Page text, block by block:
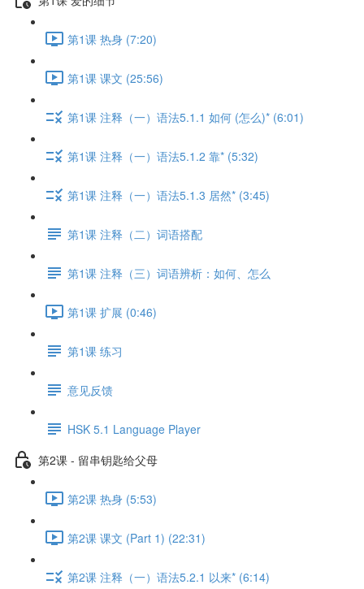
第1课 热身 (7:20)
第1课 课文 (25:56)
第1课 注释（一）语法5.1.1 如何 (怎么)* (6:01)
第1课 注释（一）语法5.1.2 靠* (5:32)
第1课 注释（一）语法5.1.3 居然* (3:45)
第1课 注释（二）词语搭配
第1课 注释（三）词语辨析：如何、怎么
第1课 扩展 (0:46)
第1课 练习
意见反馈
HSK 5.1 Language Player
第2课 - 留串钥匙给父母
第2课 热身 (5:53)
第2课 课文 (Part 1) (22:31)
第2课 注释（一）语法5.2.1 以来* (6:14)